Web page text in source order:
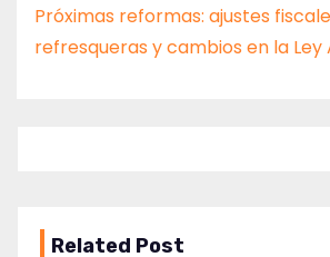
Próximas reformas: ajustes
refresqueras y cambios en la Ley
Related Post